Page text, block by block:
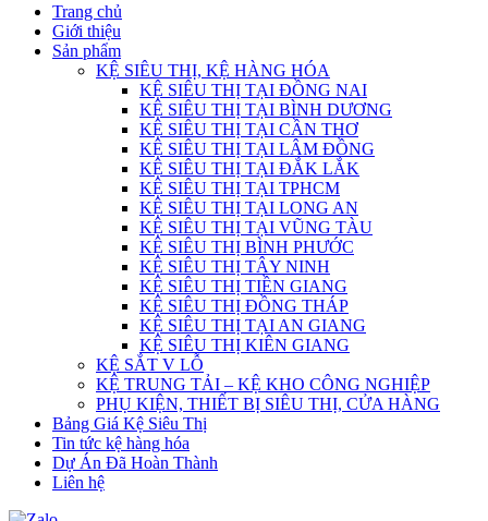
Trang chủ
Giới thiệu
Sản phẩm
KỆ SIÊU THỊ, KỆ HÀNG HÓA
KỆ SIÊU THỊ TẠI ĐỒNG NAI
KỆ SIÊU THỊ TẠI BÌNH DƯƠNG
KỆ SIÊU THỊ TẠI CẦN THƠ
KỆ SIÊU THỊ TẠI LÂM ĐỒNG
KỆ SIÊU THỊ TẠI ĐẮK LẮK
KỆ SIÊU THỊ TẠI TPHCM
KỆ SIÊU THỊ TẠI LONG AN
KỆ SIÊU THỊ TẠI VŨNG TÀU
KỆ SIÊU THỊ BÌNH PHƯỚC
KỆ SIÊU THỊ TÂY NINH
KỆ SIÊU THỊ TIỀN GIANG
KỆ SIÊU THỊ ĐỒNG THÁP
KỆ SIÊU THỊ TẠI AN GIANG
KỆ SIÊU THỊ KIÊN GIANG
KỆ SẮT V LỖ
KỆ TRUNG TẢI – KỆ KHO CÔNG NGHIỆP
PHỤ KIỆN, THIẾT BỊ SIÊU THỊ, CỬA HÀNG
Bảng Giá Kệ Siêu Thị
Tin tức kệ hàng hóa
Dự Án Đã Hoàn Thành
Liên hệ